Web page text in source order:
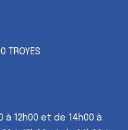
TROYES
à 12h00 et de 14h00 à